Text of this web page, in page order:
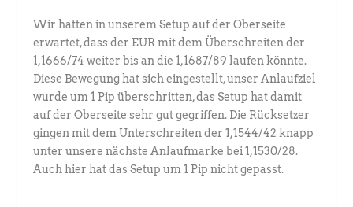
Wir hatten in unserem Setup auf der Oberseite
erwartet, dass der EUR mit dem Überschreiten der
1,1666/74 weiter bis an die 1,1687/89 laufen könnte.
Diese Bewegung hat sich eingestellt, unser Anlaufziel
wurde um 1 Pip überschritten, das Setup hat damit
auf der Oberseite sehr gut gegriffen. Die Rücksetzer
gingen mit dem Unterschreiten der 1,1544/42 knapp
unter unsere nächste Anlaufmarke bei 1,1530/28.
Auch hier hat das Setup um 1 Pip nicht gepasst.